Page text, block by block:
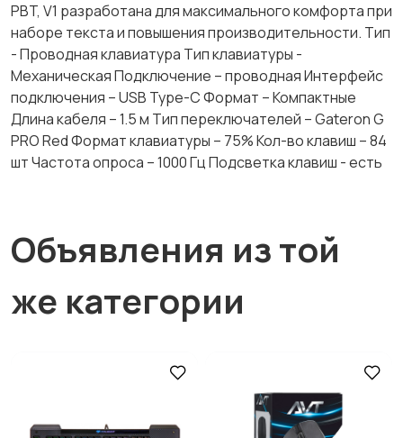
PBT, V1 разработана для максимального комфорта при
наборе текста и повышения производительности. Тип
- Проводная клавиатура Тип клавиатуры -
Механическая Подключение – проводная Интерфейс
подключения – USB Type-C Формат – Компактные
Длина кабеля – 1.5 м Тип переключателей – Gateron G
PRO Red Формат клавиатуры – 75% Кол-во клавиш – 84
шт Частота опроса – 1000 Гц Подсветка клавиш - есть
Объявления из той
же категории